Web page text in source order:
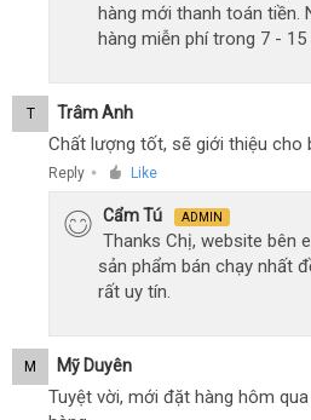
hàng mới thanh toán
hàng miễn phí trong 7 - 15
T Trâm Anh
Chất lượng tốt, sẽ giới thiệu cho
Reply ● Like
Cẩm Tú ADMIN
Thanks Chị, website bên
sản phẩm bán chạy nhất
rất uy tín.
M Mỹ Duyên
Tuyệt vời, mới đặt hàng hôm